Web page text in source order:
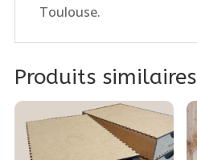
Toulouse.
Produits similaires